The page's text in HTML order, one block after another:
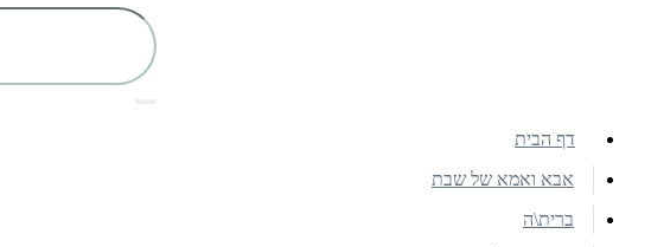
דף הבית
אבא ואמא של שבת
ברית\ה